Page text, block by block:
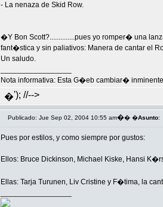
- La nenaza de Skid Row.
�Y Bon Scott?..............pues yo romper� una
fant�stica y sin paliativos: Manera de cantar el
Un saludo.
Nota informativa: Esta G�eb cambiar�
�'); //-->
Publicado: Jue Sep 02, 2004 10:55 am�� �Asunto:
Pues por estilos, y como siempre por gustos:
Ellos: Bruce Dickinson, Michael Kiske, Hansi
Ellas: Tarja Turunen, Liv Cristine y F�tima, la